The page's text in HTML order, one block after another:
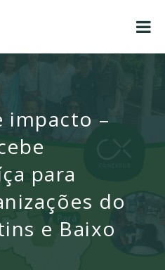
impacto –
para
do
e Baixo